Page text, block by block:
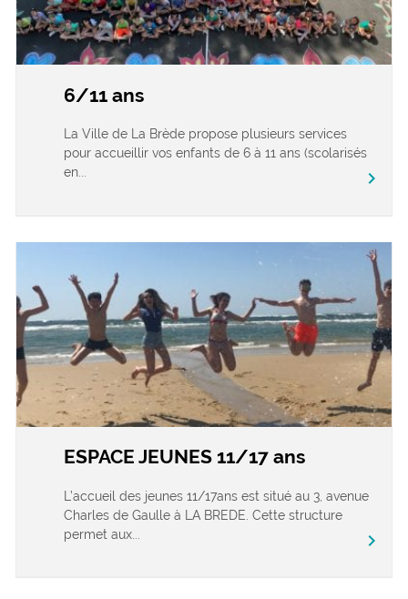
6/11 ans
La Ville de La Brède propose plusieurs services
pour accueillir vos enfants de 6 à 11 ans (scolarisés
en...
chevron_right
ESPACE JEUNES 11/17 ans
L’accueil des jeunes 11/17ans est situé au 3, avenue
Charles de Gaulle à LA BREDE. Cette structure
permet aux...
chevron_right